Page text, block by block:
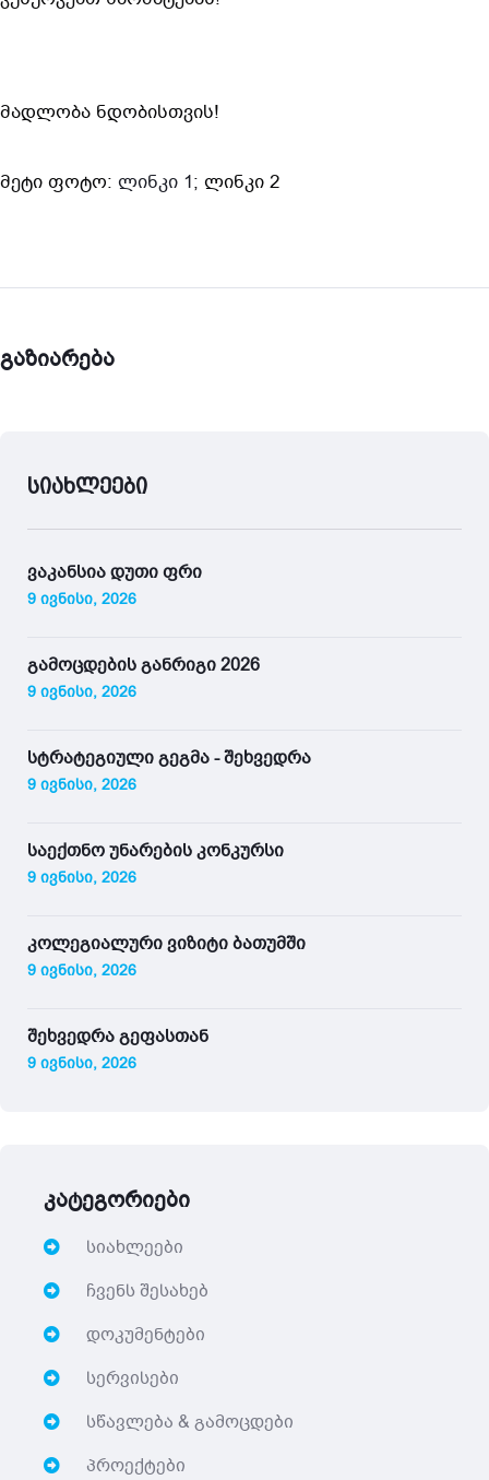
მადლობა ნდობისთვის!
მეტი ფოტო: ლინკი 1; ლინკი 2
გაზიარება
სიახლეები
ვაკანსია დუთი ფრი
9 ივნისი, 2026
გამოცდების განრიგი 2026
9 ივნისი, 2026
სტრატეგიული გეგმა - შეხვედრა
9 ივნისი, 2026
საექთნო უნარების კონკურსი
9 ივნისი, 2026
კოლეგიალური ვიზიტი ბათუმში
9 ივნისი, 2026
შეხვედრა გეფასთან
9 ივნისი, 2026
კატეგორიები
სიახლეები
ჩვენს შესახებ
დოკუმენტები
სერვისები
სწავლება & გამოცდები
პროექტები